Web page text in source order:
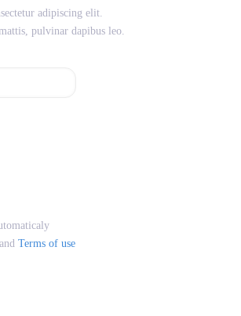
adipiscing elit.
pulvinar dapibus leo.
and Terms of use